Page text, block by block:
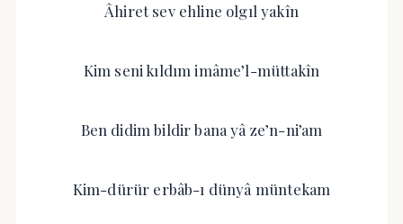
Âhiret sev ehline olgıl yakîn
Kim seni kıldım imâme’l-müttakîn
Ben didim bildir bana yâ ze’n-ni’am
Kim-dürür erbâb-ı dünyâ müntekam